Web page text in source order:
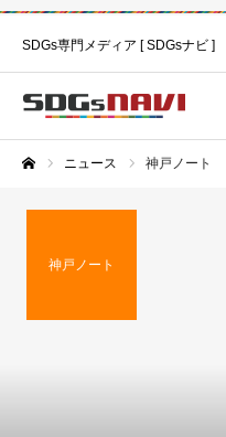
SDGs専門メディア [ SDGsナビ ]
ニュース 神戸ノート
神戸ノート